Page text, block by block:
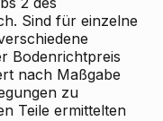
Sind für einzelne
Bodenrichtpreis
nach Maßgabe
zu
Teile ermittelten